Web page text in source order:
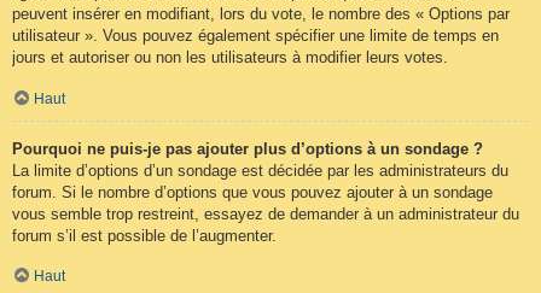
peuvent insérer en modifiant, lors du vote, le nombre des « Options par
utilisateur ». Vous pouvez également spécifier une limite de temps en
jours et autoriser ou non les utilisateurs à modifier leurs votes.
Haut
Pourquoi ne puis-je pas ajouter plus d’options à un sondage ?
La limite d’options d’un sondage est décidée par les administrateurs du
forum. Si le nombre d’options que vous pouvez ajouter à un sondage
vous semble trop restreint, essayez de demander à un administrateur du
forum s’il est possible de l’augmenter.
Haut